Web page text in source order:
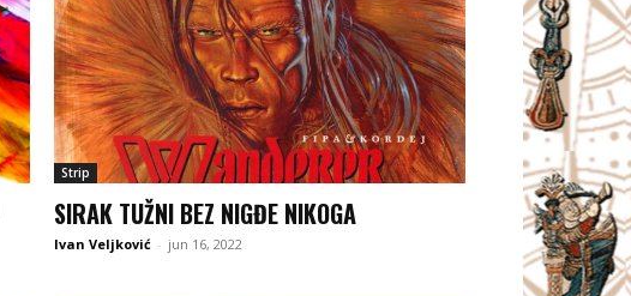
Strip
SIRAK TUŽNI BEZ NIGĐE NIKOGA
Ivan Veljković - jun 16, 2022